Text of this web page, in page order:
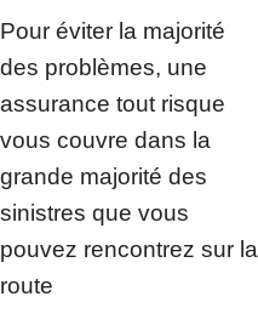
Pour éviter la majorité
des problèmes, une
assurance tout risque
vous couvre dans la
grande majorité des
sinistres que vous
pouvez rencontrez sur la
route